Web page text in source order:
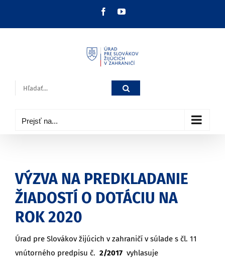
FacebookYouTube
Hľadať:
Prejsť na...
VÝZVA NA PREDKLADANIE
ŽIADOSTÍ O DOTÁCIU NA
ROK 2020
Úrad pre Slovákov žijúcich v zahraničí v súlade s čl. 11
vnútorného predpisu č. 2/2017 vyhlasuje